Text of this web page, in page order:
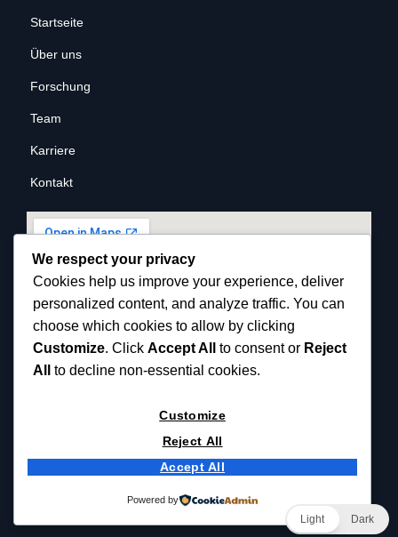
Startseite
Über uns
Forschung
Team
Karriere
Kontakt
© 2025 Copyrights reserved cemist.eu.
Light Dark
We respect your privacy
Cookies help us improve your experience, deliver
personalized content, and analyze traffic. You can
choose which cookies to allow by clicking
Customize. Click Accept All to consent or Reject
All
to decline non-essential cookies.
Customize
Reject All
Accept All
Powered by